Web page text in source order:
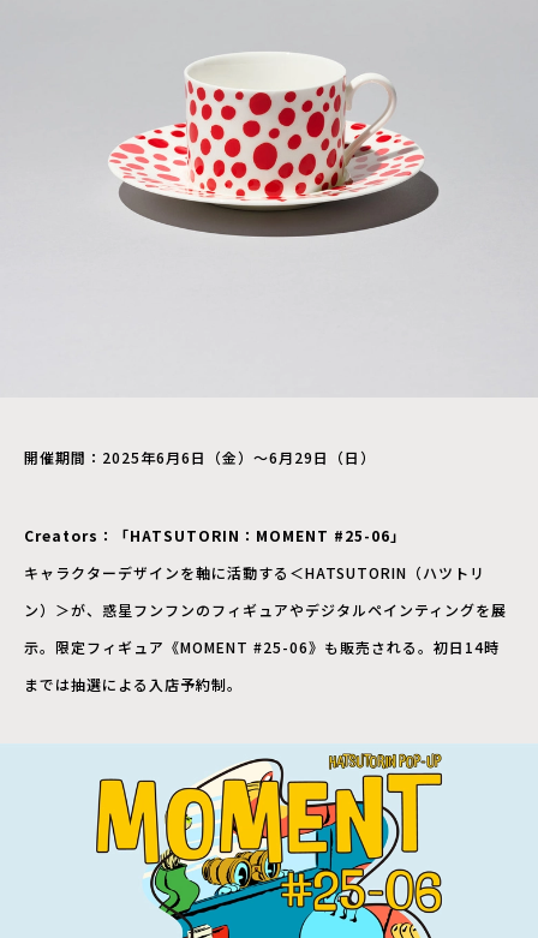
開催期間：2025年6月6日（金）～6月29日（日）
Creators：「HATSUTORIN：MOMENT #25-06」
キャラクターデザインを軸に活動する＜HATSUTORIN（ハツトリ
ン）＞が、惑星フンフンのフィギュアやデジタルペインティングを展
示。限定フィギュア《MOMENT #25-06》も販売される。初日14時
までは抽選による入店予約制。